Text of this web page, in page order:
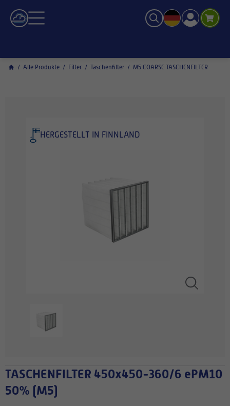
/ Alle Produkte / Filter / Taschenfilter / M5 COARSE TASCHENFILTER
HERGESTELLT IN FINNLAND
TASCHENFILTER 450x450-360/6 ePM10
50% (M5)